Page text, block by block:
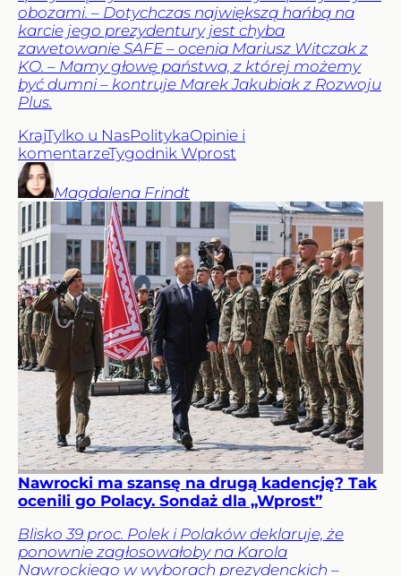
obozami. – Dotychczas największą hańbą na
karcie jego prezydentury jest chyba
zawetowanie SAFE – ocenia Mariusz Witczak z
KO. – Mamy głowę państwa, z której możemy
być dumni – kontruje Marek Jakubiak z Rozwoju
Plus.
KrajTylko u NasPolitykaOpinie i
komentarzeTygodnik Wprost
Magdalena Frindt
Nawrocki ma szansę na drugą kadencję? Tak
ocenili go Polacy. Sondaż dla „Wprost”
Blisko 39 proc. Polek i Polaków deklaruje, że
ponownie zagłosowałoby na Karola
Nawrockiego w wyborach prezydenckich –